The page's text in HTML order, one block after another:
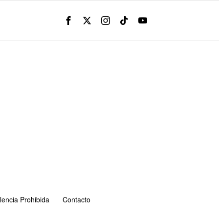
Prohibida Contacto